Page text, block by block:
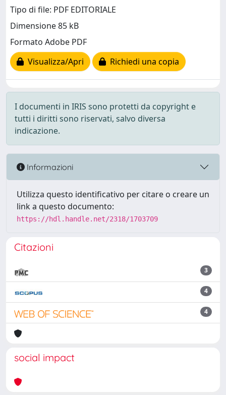
Tipo di file: PDF EDITORIALE
Dimensione 85 kB
Formato Adobe PDF
Visualizza/Apri
Richiedi una copia
I documenti in IRIS sono protetti da copyright e
tutti i diritti sono riservati, salvo diversa
indicazione.
Informazioni
Utilizza questo identificativo per citare o creare un
link a questo documento:
https://hdl.handle.net/2318/1703709
Citazioni
3
4
4
social impact